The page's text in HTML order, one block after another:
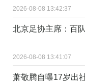
2026-08-08 13:42:37
北京足协主席：百
2026-08-08 13:41:07
萧敬腾自曝17岁出